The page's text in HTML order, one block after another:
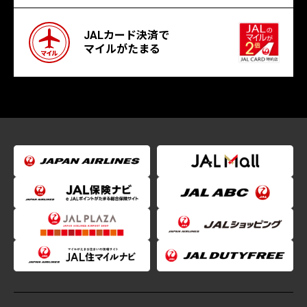
JALカード決済で
マイルがたまる